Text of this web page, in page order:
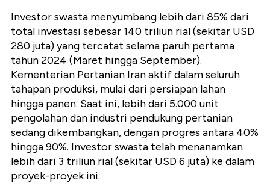
Investor swasta menyumbang lebih dari 85% dari
total investasi sebesar 140 triliun rial (sekitar USD
280 juta) yang tercatat selama paruh pertama
tahun 2024 (Maret hingga September).
Kementerian Pertanian Iran aktif dalam seluruh
tahapan produksi, mulai dari persiapan lahan
hingga panen. Saat ini, lebih dari 5.000 unit
pengolahan dan industri pendukung pertanian
sedang dikembangkan, dengan progres antara 40%
hingga 90%. Investor swasta telah menanamkan
lebih dari 3 triliun rial (sekitar USD 6 juta) ke dalam
proyek-proyek ini.